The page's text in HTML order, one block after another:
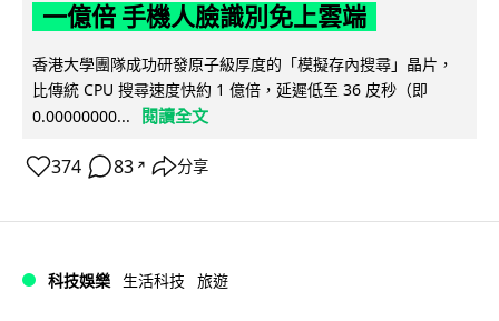
一億倍 手機人臉識別免上雲端
香港大學團隊成功研發原子級厚度的「模擬存內搜尋」晶片，
比傳統 CPU 搜尋速度快約 1 億倍，延遲低至 36 皮秒（即
0.00000000...
閱讀全文
374 83 ↗ 分享
科技娛樂 生活科技 旅遊